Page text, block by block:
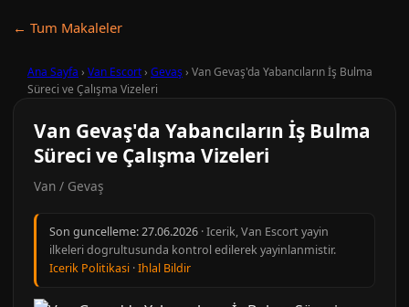
← Tum Makaleler
Ana Sayfa › Van Escort› Gevaş › Van Gevaş'da Yabancıların İş Bulma
Süreci ve Çalışma Vizeleri
Van Gevaş'da Yabancıların İş Bulma
Süreci ve Çalışma Vizeleri
Van / Gevaş
Son guncelleme:27.06.2026 · Icerik, Van Escort yayin
ilkeleri dogrultusunda kontrol edilerek yayinlanmistir.
Icerik Politikasi ·Ihlal Bildir